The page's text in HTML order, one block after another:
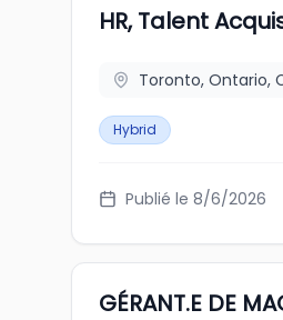
HR, Talent
Toronto, Ontario,
Hybrid
Publié le 8/6/2026
GÉRANT.E DE